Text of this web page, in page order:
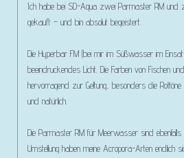
Ich habe bei SD-Aqua zwei Parmaster RM und
gekauft – und bin absolut begeistert.
Die Hyperbar FM (bei mir im Süßwasser im
beeindruckendes Licht. Die Farben von Fischen
hervorragend zur Geltung, besonders die
und natürlich.
Die Parmaster RM für Meerwasser sind ebenfalls
Umstellung haben meine Acropora-Arten endlich